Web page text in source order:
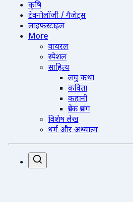
कृषि
टेक्नोलॉजी / गैजेट्स
लाइफस्टाइल
More
वायरल
स्पेशल
साहित्य
लघु कथा
कविता
कहानी
प्रेरक प्रसंग
विशेष लेख
धर्म और अध्यात्म